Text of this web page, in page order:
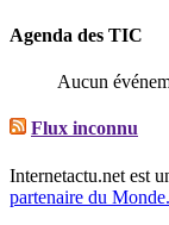
Agenda des TIC
Aucun
Flux inconnu
Internetactu.net est
partenaire du